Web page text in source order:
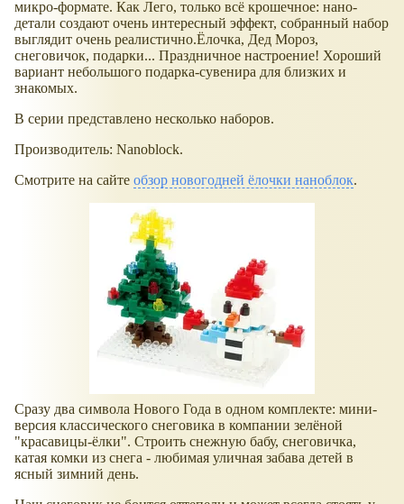
микро-формате. Как Лего, только всё крошечное: нано-
детали создают очень интересный эффект, собранный набор
выглядит очень реалистично.Ёлочка, Дед Мороз,
снеговичок, подарки... Праздничное настроение! Хороший
вариант небольшого подарка-сувенира для близких и
знакомых.
В серии представлено несколько наборов.
Производитель: Nanoblock.
Смотрите на сайте обзор новогодней ёлочки наноблок.
Сразу два символа Нового Года в одном комплекте: мини-
версия классического снеговика в компании зелёной
"красавицы-ёлки". Строить снежную бабу, снеговичка,
катая комки из снега - любимая уличная забава детей в
ясный зимний день.